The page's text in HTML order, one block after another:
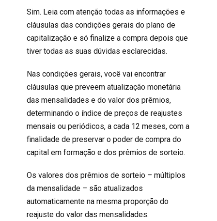
Sim. Leia com atenção todas as informações e
cláusulas das condições gerais do plano de
capitalização e só finalize a compra depois que
tiver todas as suas dúvidas esclarecidas.
Nas condições gerais, você vai encontrar
cláusulas que preveem atualização monetária
das mensalidades e do valor dos prêmios,
determinando o índice de preços de reajustes
mensais ou periódicos, a cada 12 meses, com a
finalidade de preservar o poder de compra do
capital em formação e dos prêmios de sorteio.
Os valores dos prêmios de sorteio – múltiplos
da mensalidade – são atualizados
automaticamente na mesma proporção do
reajuste do valor das mensalidades.